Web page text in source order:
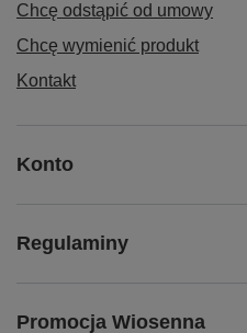
Chcę odstąpić od umowy
Chcę wymienić produkt
Kontakt
Konto
Regulaminy
Promocja Wiosenna